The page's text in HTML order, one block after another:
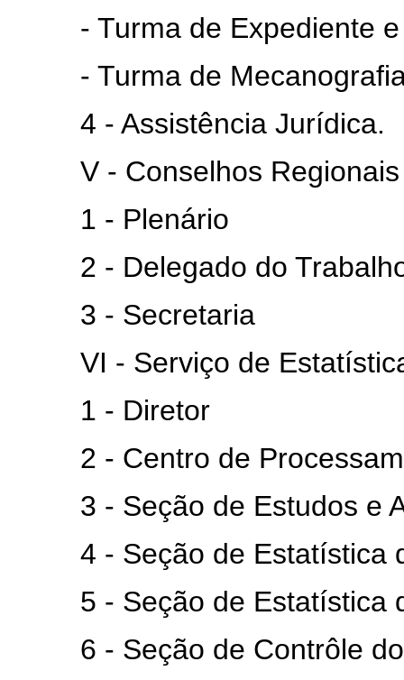
- Turma de Expediente e
- Turma de
4 - Assistência Jurídica.
V - Conselhos Regionais
1 - Plenário
2 - Delegado do
3 - Secretaria
VI - Serviço de Estatística
1 - Diretor
2 - Centro de
3 - Seção de Estudos e
4 - Seção de Estatística
5 - Seção de Estatística
6 - Seção de Contrôle do